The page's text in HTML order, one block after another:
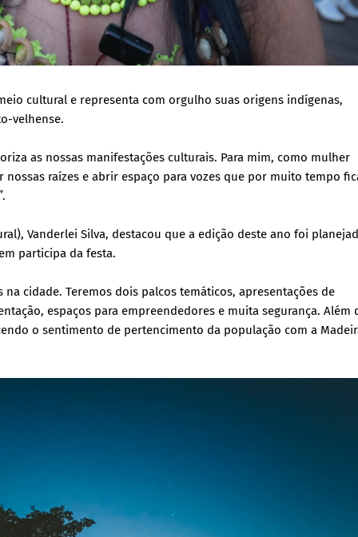
cultural e representa com orgulho suas origens indígenas,
velhense.
as nossas manifestações culturais. Para mim, como mulher
raízes e abrir espaço para vozes que por muito tempo
Vanderlei Silva, destacou que a edição deste ano foi
participa da festa.
cidade. Teremos dois palcos temáticos, apresentações de
espaços para empreendedores e muita segurança. Além
o sentimento de pertencimento da população com a